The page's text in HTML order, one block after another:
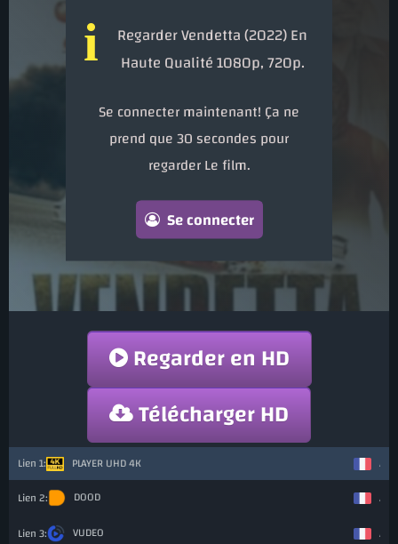
i
Regarder Vendetta (2022) En
Haute Qualité 1080p, 720p.
Se connecter maintenant! Ça ne
prend que 30 secondes pour
regarder Le film.
Se connecter
Regarder en HD
Télécharger HD
PLAYER UHD 4K
DOOD
VUDEO